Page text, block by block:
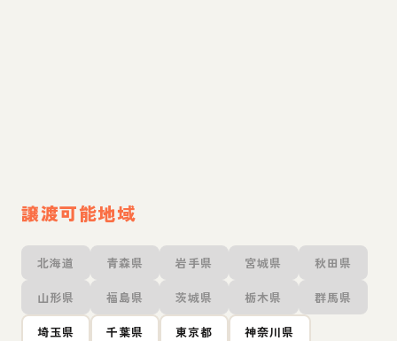
譲渡可能地域
北海道 青森県 岩手県 宮城県 秋田県
山形県 福島県 茨城県 栃木県 群馬県
埼玉県 千葉県 東京都 神奈川県